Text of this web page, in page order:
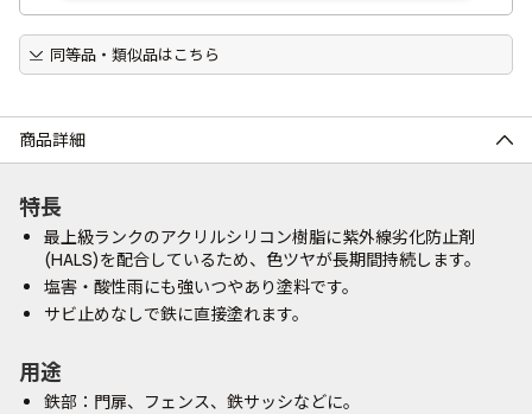
同等品・類似品はこちら
商品詳細
特長
最上級ランクのアクリルシリコン樹脂に紫外線劣化防止剤
(HALS)を配合しているため、色ツヤが長期間持続します。
塩害・酸性雨にも強いつやあり塗料です。
サビ止めなしで鉄に直接塗れます。
用途
鉄部：門扉、フェンス、鉄サッシなどに。